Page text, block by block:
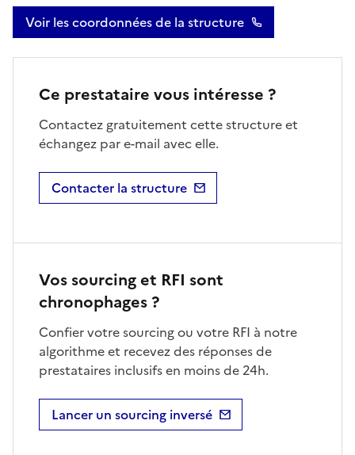
Voir les coordonnées de la structure
Ce prestataire vous intéresse ?
Contactez gratuitement cette structure et
échangez par e-mail avec elle.
Contacter la structure
Vos sourcing et RFI sont
chronophages ?
Confier votre sourcing ou votre RFI à notre
algorithme et recevez des réponses de
prestataires inclusifs en moins de 24h.
Lancer un sourcing inversé